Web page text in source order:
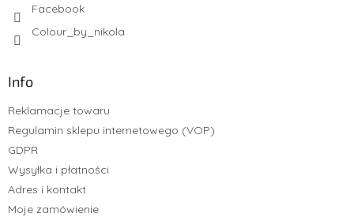
Facebook
Colour_by_nikola
Info
Reklamacje towaru
Regulamin sklepu internetowego (VOP)
GDPR
Wysyłka i płatności
Adres i kontakt
Moje zamówienie